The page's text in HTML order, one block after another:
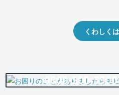
くわしく
0800-500-5500